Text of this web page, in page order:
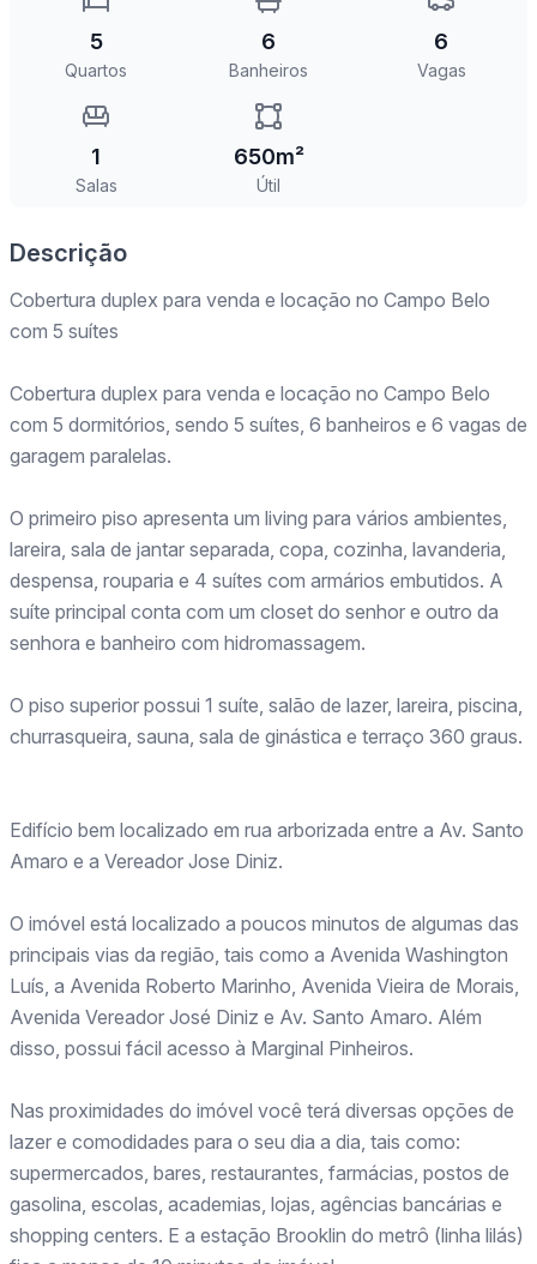
5
Quartos
6
Banheiros
6
Vagas
1
Salas
650m²
Útil
Descrição
Cobertura duplex para venda e locação no Campo Belo
com 5 suítes
Cobertura duplex para venda e locação no Campo Belo
com 5 dormitórios, sendo 5 suítes, 6 banheiros e 6 vagas de
garagem paralelas.
O primeiro piso apresenta um living para vários ambientes,
lareira, sala de jantar separada, copa, cozinha, lavanderia,
despensa, rouparia e 4 suítes com armários embutidos. A
suíte principal conta com um closet do senhor e outro da
senhora e banheiro com hidromassagem.
O piso superior possui 1 suíte, salão de lazer, lareira, piscina,
churrasqueira, sauna, sala de ginástica e terraço 360 graus.
Edifício bem localizado em rua arborizada entre a Av. Santo
Amaro e a Vereador Jose Diniz.
O imóvel está localizado a poucos minutos de algumas das
principais vias da região, tais como a Avenida Washington
Luís, a Avenida Roberto Marinho, Avenida Vieira de Morais,
Avenida Vereador José Diniz e Av. Santo Amaro. Além
disso, possui fácil acesso à Marginal Pinheiros.
Nas proximidades do imóvel você terá diversas opções de
lazer e comodidades para o seu dia a dia, tais como:
supermercados, bares, restaurantes, farmácias, postos de
gasolina, escolas, academias, lojas, agências bancárias e
shopping centers. E a estação Brooklin do metrô (linha lilás)